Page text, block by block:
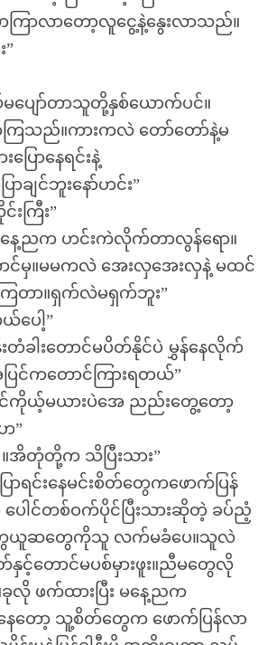
ကြာလာတော့လူငွေ့နဲ့နွေးလာသည်။
ပျော်တာသူတို့နှစ်ယောက်ပင်။
ကြသည်။ကားကလဲ တော်တော်နဲ့မ
ြောနေရင်းနဲ့
ာချင်ဘူးနော်ဟင်း”
ကြီး”
ေ့ညက ဟင်းကဲလိုက်တာလွန်ရော။
မှ။မမကလဲ အေးလှအေးလှနဲ့ မထင်
ြတာ။ရှက်လဲမရှက်ဘူး”
ေါ့”
တံခါးတောင်မပိတ်နိုင်ပဲ မွှန်နေလိုက်
င်ကတောင်ကြားရတယ်”
ကိုယ့်မယားပဲအေ ညည်းတွေ့တော့
”
အိတုံတို့က သိပြီးသား”
ောရင်းနေမင်းစိတ်တွေကဖောက်ပြန်
ါင်တစ်ဝက်ပိုင်ပြီးသားဆိုတဲ့ ခပ်ညံ့
ေယူဆတွေကိုသူ လက်မခံပေ။သူလဲ
တောင်မပစ်မှားဖူး။ညီမတွေလို
လို ဖက်ထားပြီး မနေ့ညက
နေတော့ သူ့စိတ်တွေက ဖောက်ပြန်လာ